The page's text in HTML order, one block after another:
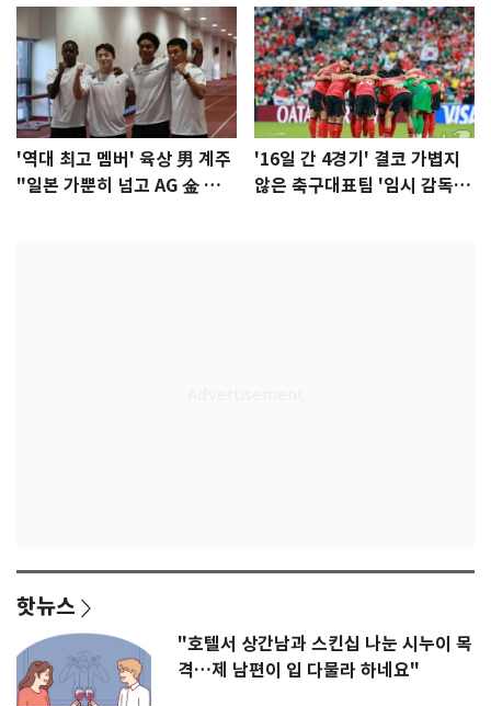
'역대 최고 멤버' 육상 男 계주
"일본 가뿐히 넘고 AG 金 따겠
'16일 간 4경기' 결코 가볍지
않은 축구대표팀 '임시 감독'
핫뉴스
"호텔서 상간남과 스킨십 나눈 시누이 목
격…제 남편이 입 다물라 하네요"